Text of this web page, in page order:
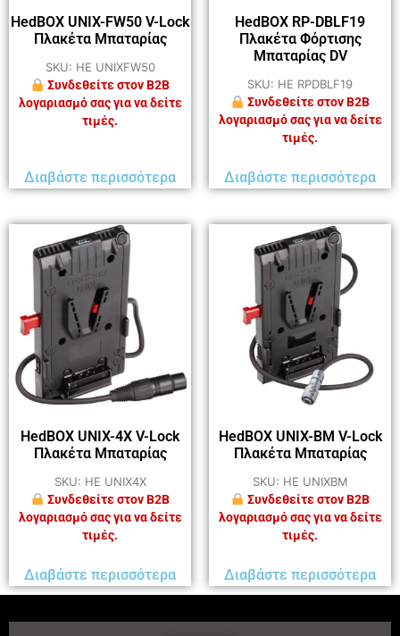
HedBOX UNIX-FW50 V-Lock
Πλακέτα Μπαταρίας
SKU: HE UNIXFW50
Συνδεθείτε στον B2B
λογαριασμό σας για να δείτε
τιμές.
Διαβάστε περισσότερα
HedBOX RP-DBLF19
Πλακέτα Φόρτισης
Μπαταρίας DV
SKU: HE RPDBLF19
Συνδεθείτε στον B2B
λογαριασμό σας για να δείτε
τιμές.
Διαβάστε περισσότερα
HedBOX UNIX-4X V-Lock
Πλακέτα Μπαταρίας
SKU: HE UNIX4X
Συνδεθείτε στον B2B
λογαριασμό σας για να δείτε
τιμές.
Διαβάστε περισσότερα
HedBOX UNIX-BM V-Lock
Πλακέτα Μπαταρίας
SKU: HE UNIXBM
Συνδεθείτε στον B2B
λογαριασμό σας για να δείτε
τιμές.
Διαβάστε περισσότερα